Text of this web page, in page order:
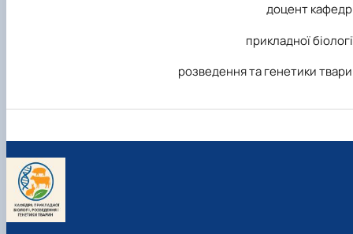
доцент
прикладної
розведення та генетики